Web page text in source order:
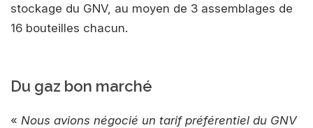
stockage du GNV, au moyen de 3 assemblages de
16 bouteilles chacun.
Du gaz bon marché
« Nous avions négocié un tarif préférentiel du GNV